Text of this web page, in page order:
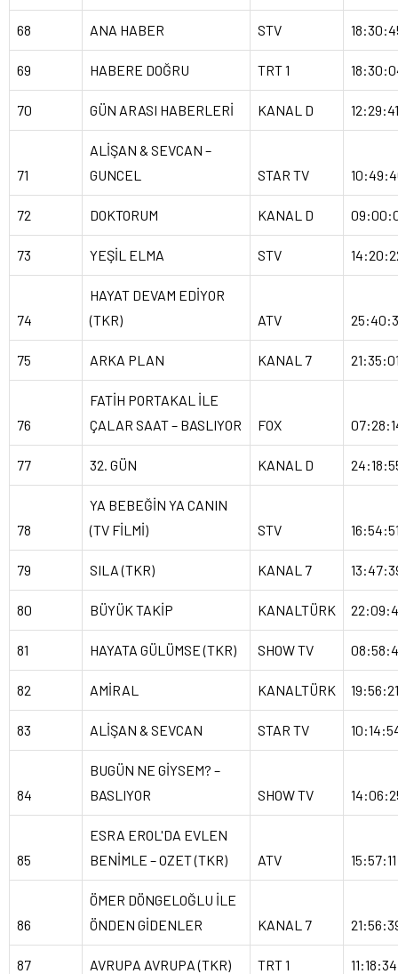
68 ANA HABER STV
69 HABERE DOĞRU TRT 1
70 GÜN ARASI HABERLERİ KANAL D 12:29:41
71
ALİŞAN & SEVCAN –
GUNCEL
STAR TV
72 DOKTORUM KANAL D
73 YEŞİL ELMA STV
74
HAYAT DEVAM EDİYOR
(TKR)
ATV
75 ARKA PLAN KANAL 7
76
FATİH PORTAKAL İLE
ÇALAR SAAT – BASLIYOR
FOX
77 32. GÜN KANAL D
78
YA BEBEĞİN YA CANIN
(TV FİLMİ)
STV
79 SILA (TKR) KANAL 7
80 BÜYÜK TAKİP KANALTÜRK
81 HAYATA GÜLÜMSE (TKR) SHOW TV
82 AMİRAL KANALTÜRK 19:56:21
83 ALİŞAN & SEVCAN STAR TV
84
BUGÜN NE GİYSEM? –
BASLIYOR
SHOW TV
85
ESRA EROL'DA EVLEN
BENİMLE – OZET (TKR)
ATV 15:57:11
86
ÖMER DÖNGELOĞLU İLE
ÖNDEN GİDENLER
KANAL 7
87 AVRUPA AVRUPA (TKR) TRT 1 11:18:34